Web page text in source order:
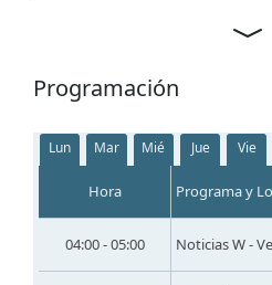
Programación
Lun Mar Mié Jue Vie
Hora Programa y
04:00 - 05:00 Noticias W -